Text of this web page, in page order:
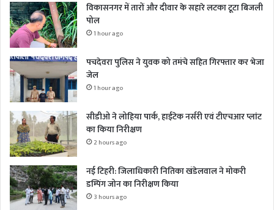
विकासनगर में तारों और दीवार के सहारे लटका टूटा बिजली
पोल
1 hour ago
पचदेवरा पुलिस ने युवक को तमंचे सहित गिरफ्तार कर भेजा
जेल
1 hour ago
सीडीओ ने लोहिया पार्क, हाईटेक नर्सरी एवं टीएचआर प्लांट
का किया निरीक्षण
2 hours ago
नई टिहरी: जिलाधिकारी नितिका खंडेलवाल ने मोकरी
डम्पिंग जोन का निरीक्षण किया
3 hours ago